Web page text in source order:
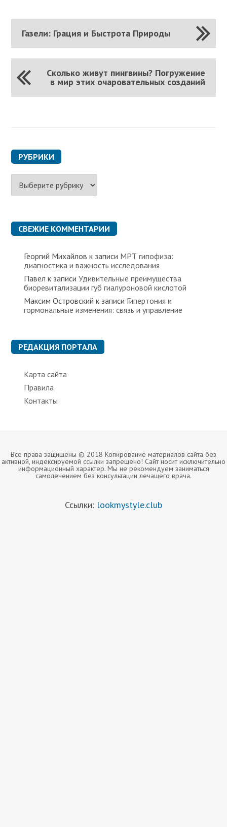
Газели: Грация и Быстрота Природы
Сколько живут пингвины? Погружение
в мир этих очаровательных созданий
РУБРИКИ
Р
б
к
и СВЕЖИЕ КОММЕНТАРИИ
Георгий Михайлов к записи МРТ гипофиза:
диагностика и важность исследования
Павел к записиУдивительные преимущества
биоревитализации губ гиалуроновой кислотой
Максим Островский к записи Гипертония и
гормональные изменения: связь и управление
РЕДАКЦИЯ ПОРТАЛА
Карта сайта
Правила
Контакты
Все права защищены © 2018 Копирование материалов сайта без
активной, индексируемой ссылки запрещено! Сайт носит исключительно
информационный характер. Мы не рекомендуем заниматься
самолечением без консультации лечащего врача.
Ссылки: lookmystyle.club